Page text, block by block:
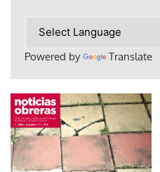
Powered by Translate